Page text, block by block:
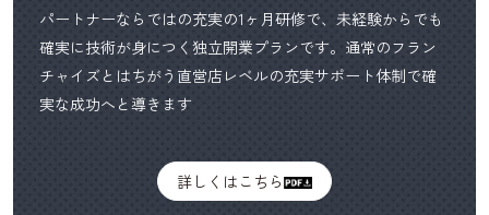
パートナーならではの充実の1ヶ月研修で、未経験からでも
確実に技術が身につく独立開業プランです。通常のフラン
チャイズとはちがう直営店レベルの充実サポート体制で確
実な成功へと導きます
詳しくはこちら